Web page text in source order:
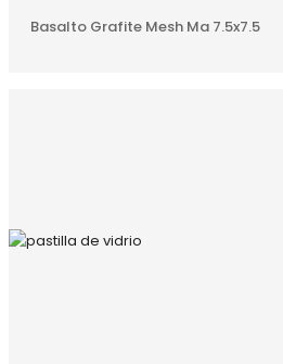
Basalto Grafite Mesh Ma 7.5x7.5